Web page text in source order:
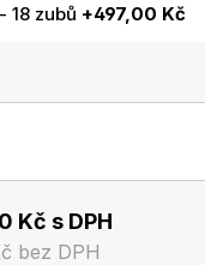
18 zubů +497,00 Kč
Kč s DPH
bez DPH